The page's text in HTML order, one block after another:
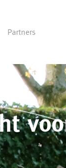
Partners